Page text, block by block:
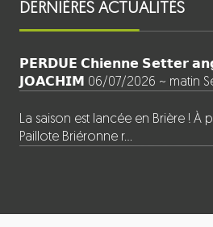
DERNIÈRES ACTUALITÉS
𝗣𝗘𝗥𝗗𝗨𝗘 𝗖𝗵𝗶𝗲𝗻𝗻𝗲 𝗦𝗲𝘁𝘁𝗲𝗿
𝗝𝗢𝗔𝗖𝗛𝗜𝗠 06/07/2026 ~ matin
La saison est lancée en Brière ! À
Paillote Briéronne r…